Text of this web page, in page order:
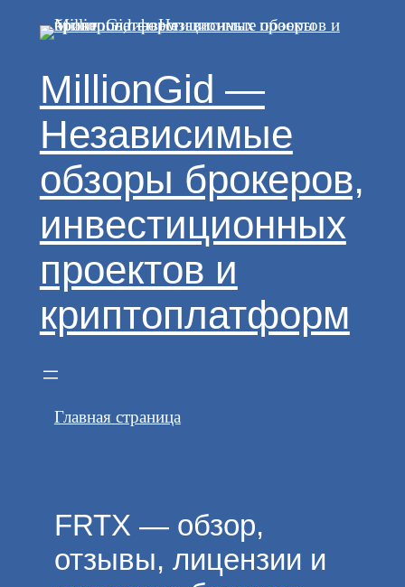
Перейти
содержимому
MillionGid —
Независимые
обзоры брокеров,
инвестиционных
проектов и
криптоплатформ
Главная страница
FRTX — обзор,
отзывы, лицензии и